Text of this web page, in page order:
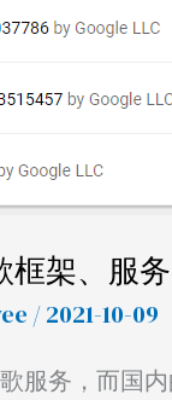
架、服
/ 2021-10-09
服务，而国